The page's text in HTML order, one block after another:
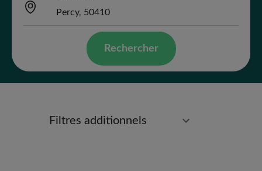
Rechercher
Filtres additionnels